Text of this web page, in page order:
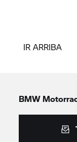
IR ARRIBA
BMW